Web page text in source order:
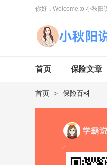
你好，Welcome to 小秋阳
首页 保险文章
首页 > 保险百科